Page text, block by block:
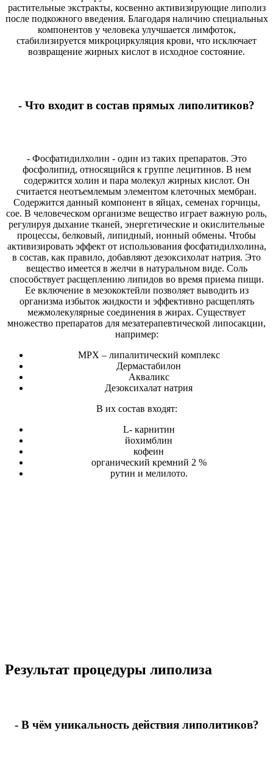
растительные экстракты, косвенно активизирующие липолиз
после подкожного введения. Благодаря наличию специальных
компонентов у человека улучшается лимфоток,
стабилизируется микроциркуляция крови, что исключает
возвращение жирных кислот в исходное состояние.
- Что входит в состав прямых липолитиков?
- Фосфатидилхолин - один из таких препаратов. Это
фосфолипид, относящийся к группе лецитинов. В нем
содержится холин и пара молекул жирных кислот. Он
считается неотъемлемым элементом клеточных мембран.
Содержится данный компонент в яйцах, семенах горчицы,
сое. В человеческом организме вещество играет важную роль,
регулируя дыхание тканей, энергетические и окислительные
процессы, белковый, липидный, ионный обмены. Чтобы
активизировать эффект от использования фосфатидилхолина,
в состав, как правило, добавляют дезоксихолат натрия. Это
вещество имеется в желчи в натуральном виде. Соль
способствует расщеплению липидов во время приема пищи.
Ее включение в мезококтейли позволяет выводить из
организма избыток жидкости и эффективно расщеплять
межмолекулярные соединения в жирах. Существует
множество препаратов для мезатерапевтической липосакции,
например:
MPX – липалитический комплекс
Дермастабилон
Акваликс
Дезоксихалат натрия
В их состав входят:
L- карнитин
йохимблин
кофеин
органический кремний 2 %
рутин и мелилото.
Результат процедуры липолиза
- В чём уникальность действия липолитиков?